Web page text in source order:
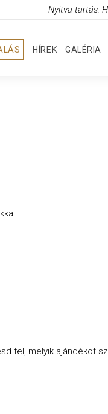
Nyitva tartás:
HÍREK GALÉRIA
fel, melyik ajándékot